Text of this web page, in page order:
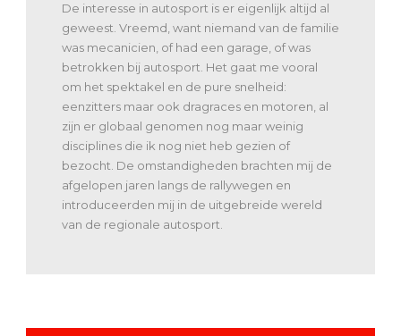
De interesse in autosport is er eigenlijk altijd al
geweest. Vreemd, want niemand van de familie
was mecanicien, of had een garage, of was
betrokken bij autosport. Het gaat me vooral
om het spektakel en de pure snelheid:
eenzitters maar ook dragraces en motoren, al
zijn er globaal genomen nog maar weinig
disciplines die ik nog niet heb gezien of
bezocht. De omstandigheden brachten mij de
afgelopen jaren langs de rallywegen en
introduceerden mij in de uitgebreide wereld
van de regionale autosport.